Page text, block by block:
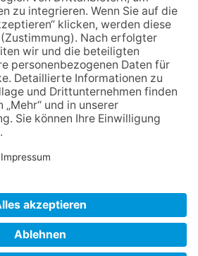
LINKS/PARTNER
FUNKTION: READSPEAKER
NEWS | ELTERNBRIEFE
GGMBH DATENSCHUTZ E.V.
TAA | AFE